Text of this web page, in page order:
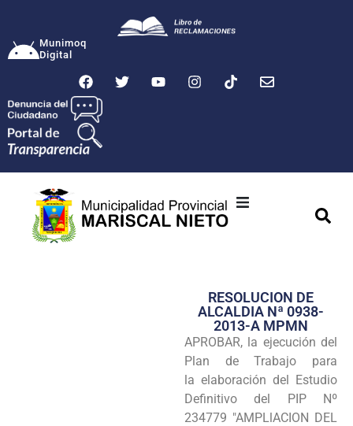
Munimoq
Digital
Transparencia
Seguridad
Programas
Intranet
RESOLUCION DE
ALCALDIA Nª 0938-
2013-A MPMN
APROBAR, la ejecución del
Plan de Trabajo para
la elaboración del Estudio
Definitivo del PIP Nº
234779 "AMPLlACION DEL